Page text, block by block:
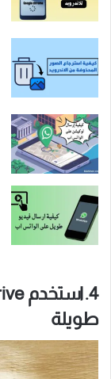
طويلة